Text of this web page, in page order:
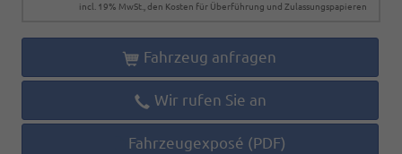
incl. 19% MwSt., den Kosten für Überführung und Zulassungspapieren
Fahrzeug anfragen
Wir rufen Sie an
Fahrzeugexposé (PDF)